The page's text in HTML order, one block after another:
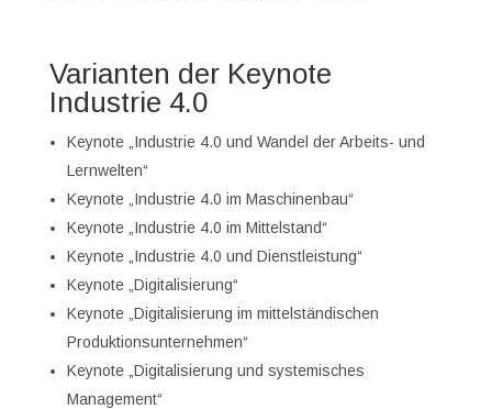
Varianten der Keynote
Industrie 4.0
Keynote „Industrie 4.0 und Wandel der Arbeits- und
Lernwelten“
Keynote „Industrie 4.0 im Maschinenbau“
Keynote „Industrie 4.0 im Mittelstand“
Keynote „Industrie 4.0 und Dienstleistung“
Keynote „Digitalisierung“
Keynote „Digitalisierung im mittelständischen
Produktionsunternehmen“
Keynote „Digitalisierung und systemisches
Management“